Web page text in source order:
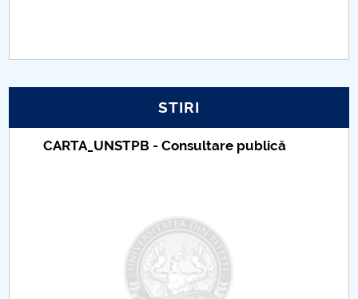
Relații Internaționale
UNIVERSITATE pentru comunitate
IOSUD/CSUD-Doctorate
STIRI
CARTA_UNSTPB - Consultare publică